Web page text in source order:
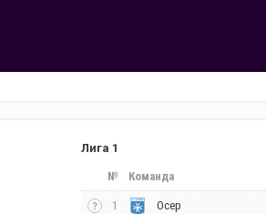
Лига 1
№ Команда
1 Осер